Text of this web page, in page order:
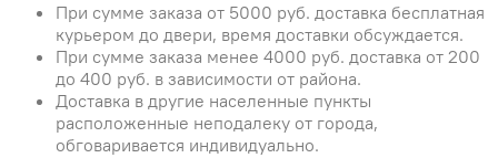
При сумме заказа от 5000 руб. доставка бесплатная
курьером до двери, время доставки обсуждается.
При сумме заказа менее 4000 руб. доставка от 200
до 400 руб. в зависимости от района.
Доставка в другие населенные пункты
расположенные неподалеку от города,
обговаривается индивидуально.